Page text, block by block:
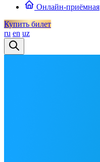
Онлайн-приёмная
Купить билет
ru en uz